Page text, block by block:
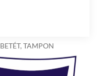
BETÉT, TAMPON